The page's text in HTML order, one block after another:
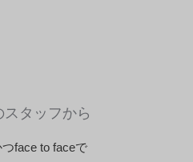
タッフから
face to faceで